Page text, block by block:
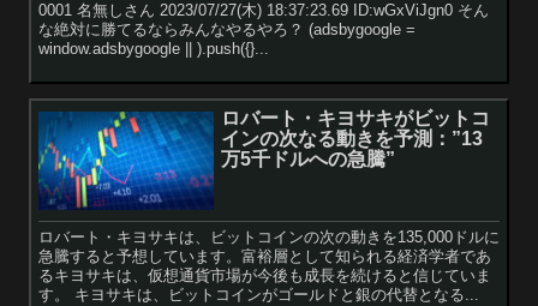
0001 名無しさん 2023/07/27(木) 18:37:23.69 ID:wGxViJgn0 そん
な絶対に勝てるならみんなやるやろ？ (adsbygoogle =
window.adsbygoogle || ).push({}...
ロバート・キヨサキがビットコ
インの次なる動きを予測：”13
万5千ドルへの急騰”
ロバート・キヨサキは、ビットコインの次の動きを135,000ドルに
急騰すると予想しています。富裕層として知られる経済学者であ
るキヨサキは、仮想通貨市場が今後も成長を続けると信じていま
す。 キヨサキは、ビットコインがゴールドと銀の代替となる...